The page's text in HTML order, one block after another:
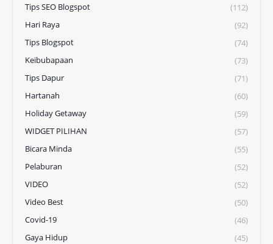
Tips SEO Blogspot
(112)
Hari Raya
(92)
Tips Blogspot
(74)
Keibubapaan
(73)
Tips Dapur
(71)
Hartanah
(60)
Holiday Getaway
(59)
WIDGET PILIHAN
(57)
Bicara Minda
(55)
Pelaburan
(52)
VIDEO
(52)
Video Best
(50)
Covid-19
(46)
Gaya Hidup
(45)